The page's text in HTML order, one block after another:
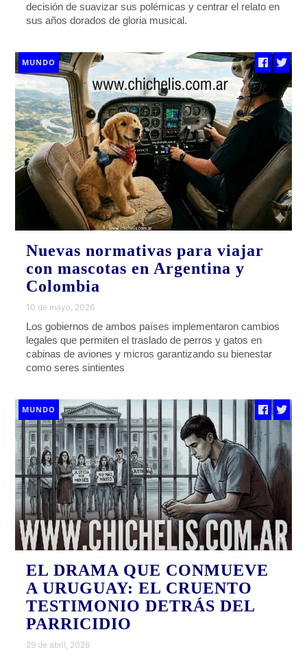
decisión de suavizar sus polémicas y centrar el relato en
sus años dorados de gloria musical.
MUNDO
Nuevas normativas para viajar
con mascotas en Argentina y
Colombia
10 de mayo, 2026
Los gobiernos de ambos países implementaron cambios
legales que permiten el traslado de perros y gatos en
cabinas de aviones y micros garantizando su bienestar
como seres sintientes
MUNDO
EL DRAMA QUE CONMUEVE
A URUGUAY: EL CRUENTO
TESTIMONIO DETRÁS DEL
PARRICIDIO
29 de abril, 2026